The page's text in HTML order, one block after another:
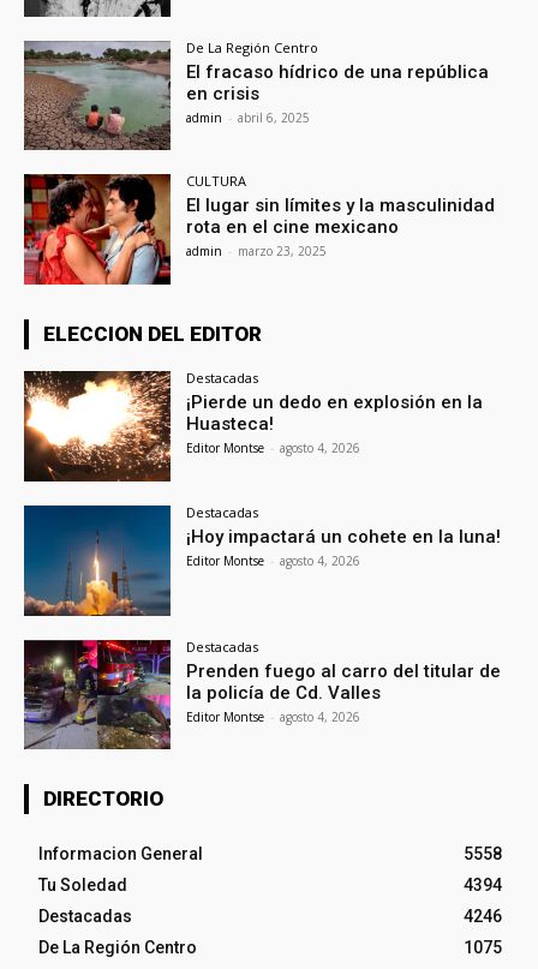
De La Región Centro
El fracaso hídrico de una república
en crisis
admin - abril 6, 2025
CULTURA
El lugar sin límites y la masculinidad
rota en el cine mexicano
admin - marzo 23, 2025
ELECCION DEL EDITOR
Destacadas
¡Pierde un dedo en explosión en la
Huasteca!
Editor Montse - agosto 4, 2026
Destacadas
¡Hoy impactará un cohete en la luna!
Editor Montse - agosto 4, 2026
Destacadas
Prenden fuego al carro del titular de
la policía de Cd. Valles
Editor Montse - agosto 4, 2026
DIRECTORIO
Informacion General
5558
Tu Soledad
4394
Destacadas
4246
De La Región Centro
1075